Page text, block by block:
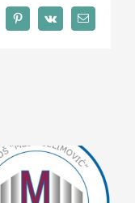
Pinterest
Vk Email